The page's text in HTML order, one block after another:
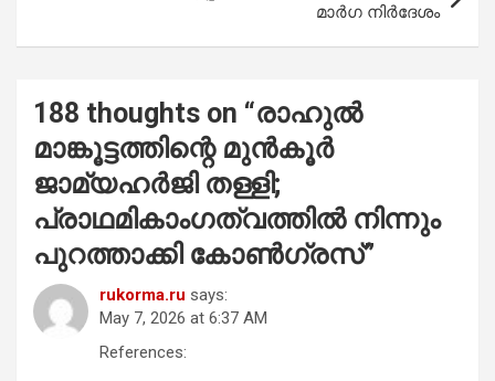
മാര്‍ഗ നിര്‍ദേശം
188 thoughts on “രാഹുൽ
മാങ്കൂട്ടത്തിന്റെ മുൻകൂർ
ജാമ്യഹർജി തള്ളി;
പ്രാഥമികാംഗത്വത്തിൽ നിന്നും
പുറത്താക്കി കോൺഗ്രസ്”
rukorma.ru says:
May 7, 2026 at 6:37 AM
References: